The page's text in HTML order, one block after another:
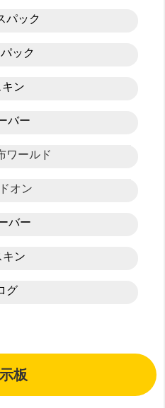
パック
ック
ン
バー
ワールド
オン
バー
キン
グ
板